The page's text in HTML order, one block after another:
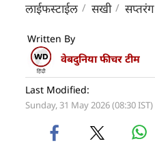
लाईफस्टाईल सखी सप्तरंग
Written By
वेबदुनिया फीचर टीम
Last Modified:
Sunday, 31 May 2026 (08:30 IST)